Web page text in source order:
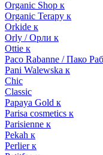
Organic Shop к
Organic Terapy к
Orkide к
Orly / Орли к
Ottie к
Paco Rabanne / Пако
Pani Walewska к
Chic
Classic
Papaya Gold к
Parisa cosmetics к
Parisienne к
Pekah к
Perlier к